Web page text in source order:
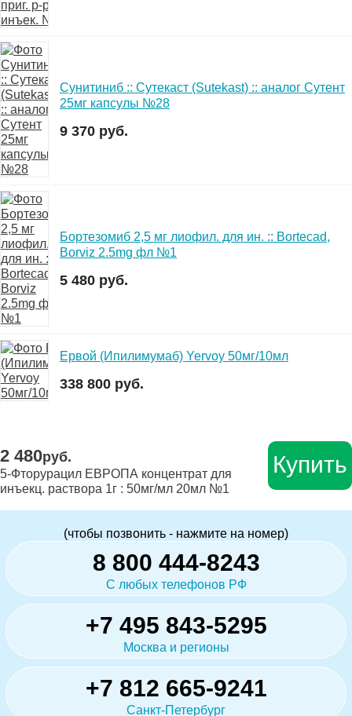
Сунитиниб :: Сутекаст (Sutekast) :: аналог Сутент
25мг капсулы №28
9 370 руб.
Бортезомиб 2,5 мг лиофил. для ин. :: Bortecad,
Borviz 2.5mg фл №1
5 480 руб.
Ервой (Ипилимумаб) Yervoy 50мг/10мл
338 800 руб.
2 480руб.
5-Фторурацил ЕВРОПА концентрат для
инъекц. раствора 1г : 50мг/мл 20мл №1
Купить
(чтобы позвонить - нажмите на номер)
8 800 444-8243
С любых телефонов РФ
+7 495 843-5295
Москва и регионы
+7 812 665-9241
Санкт-Петербург